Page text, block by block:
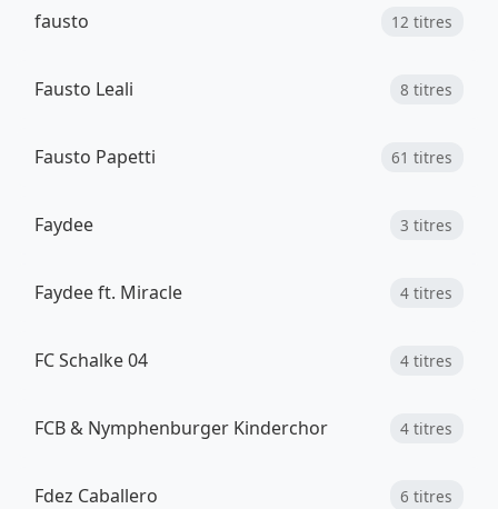
fausto 12 titres
Fausto Leali 8 titres
Fausto Papetti 61 titres
Faydee 3 titres
Faydee ft. Miracle 4 titres
FC Schalke 04 4 titres
FCB & Nymphenburger Kinderchor 4 titres
Fdez Caballero 6 titres